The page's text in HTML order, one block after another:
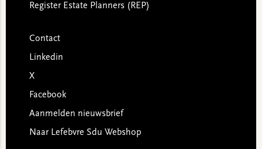
Register Estate Planners (REP)
Contact
Linkedin
X
Facebook
Aanmelden nieuwsbrief
Naar Lefebvre Sdu Webshop